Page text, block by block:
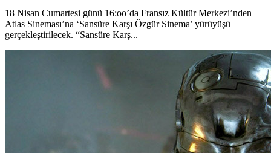
18 Nisan Cumartesi günü 16:oo’da Fransız Kültür Merkezi’nden
Atlas Sineması’na ‘Sansüre Karşı Özgür Sinema’ yürüyüşü
gerçekleştirilecek. “Sansüre Karş...